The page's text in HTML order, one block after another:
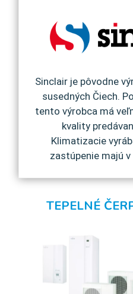
Sinclair je pôvodne
susedných Čiech.
tento výrobca má
kvality
Klimatizacie
zastúpenie majú
TEPELNÉ